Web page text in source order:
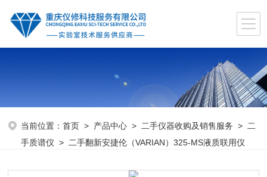
当前位置：首页 > 产品中心 > 二手仪器收购及销售服务 >
二
手质谱仪 > 二手翻新安捷伦（VARIAN）325-MS液质联用仪